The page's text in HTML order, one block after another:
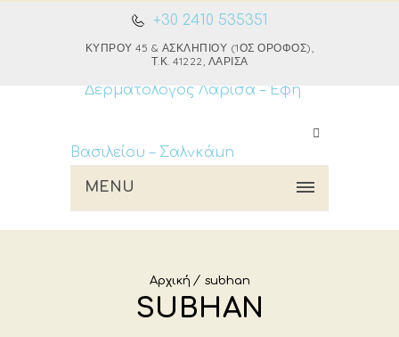
+30 2410 535351
ΚΎΠΡΟΥ 45 & ΑΣΚΛΗΠΙΟΎ (1ΟΣ ΌΡΟΦΟΣ),
Τ.Κ. 41222, ΛΆΡΙΣΑ
MENU
Αρχική subhan
SUBHAN